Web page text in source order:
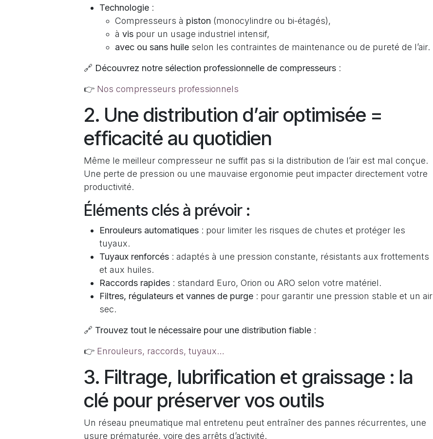
Technologie :
Compresseurs à piston (monocylindre ou bi-étagés),
à vis pour un usage industriel intensif,
avec ou sans huile selon les contraintes de maintenance ou de pureté de l’air.
🔗 Découvrez notre sélection professionnelle de compresseurs :
👉 Nos compresseurs professionnels
2. Une distribution d’air optimisée =
efficacité au quotidien
Même le meilleur compresseur ne suffit pas si la distribution de l’air est mal conçue.
Une perte de pression ou une mauvaise ergonomie peut impacter directement votre
productivité.
Éléments clés à prévoir :
Enrouleurs automatiques : pour limiter les risques de chutes et protéger les
tuyaux.
Tuyaux renforcés : adaptés à une pression constante, résistants aux frottements
et aux huiles.
Raccords rapides : standard Euro, Orion ou ARO selon votre matériel.
Filtres, régulateurs et vannes de purge : pour garantir une pression stable et un air
sec.
🔗 Trouvez tout le nécessaire pour une distribution fiable :
👉 Enrouleurs, raccords, tuyaux…
3. Filtrage, lubrification et graissage : la
clé pour préserver vos outils
Un réseau pneumatique mal entretenu peut entraîner des pannes récurrentes, une
usure prématurée, voire des arrêts d’activité.